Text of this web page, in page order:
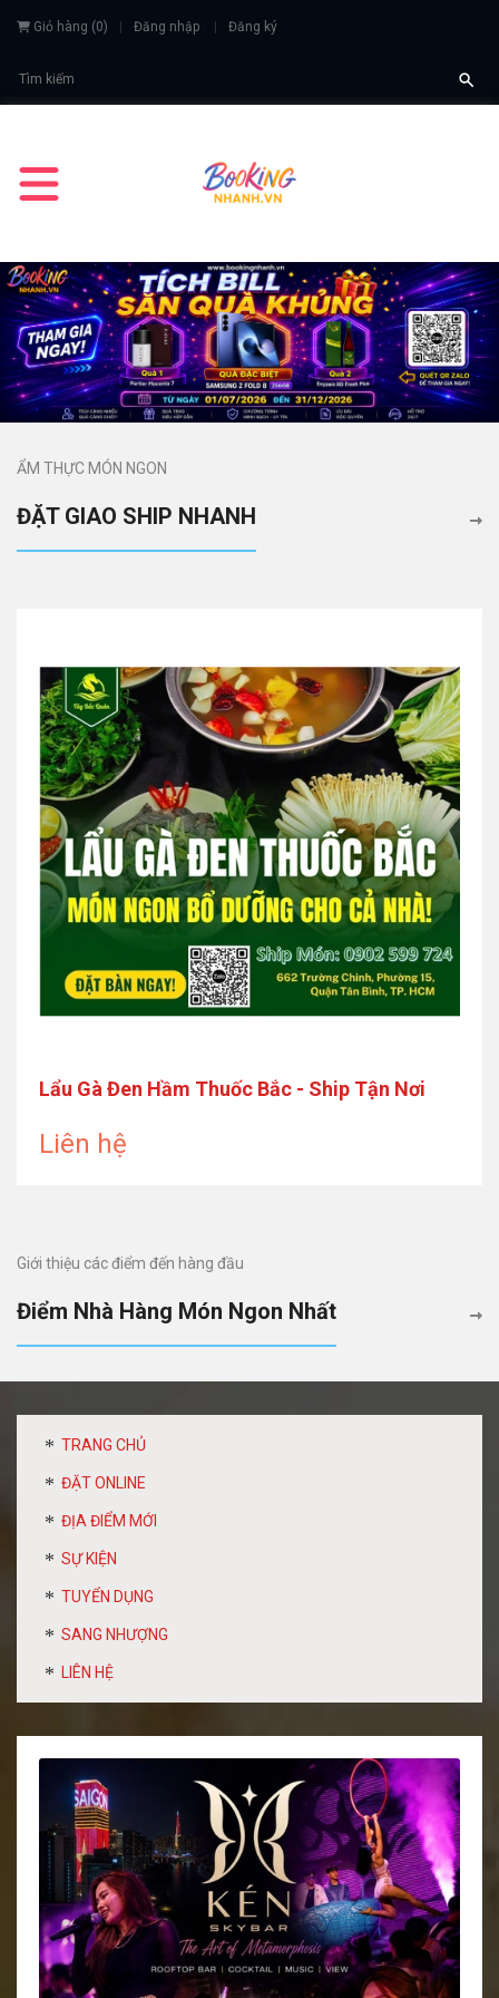
Giỏ hàng (0) Đăng nhập Đăng ký
ẨM THỰC MÓN NGON
ĐẶT GIAO SHIP NHANH
Lẩu Gà Đen Hầm Thuốc Bắc - Ship Tận Nơi
Liên hệ
Giới thiệu các điểm đến hàng đầu
Điểm Nhà Hàng Món Ngon Nhất
TRANG CHỦ
ĐẶT ONLINE
ĐỊA ĐIỂM MỚI
SỰ KIỆN
TUYỂN DỤNG
SANG NHƯỢNG
LIÊN HỆ